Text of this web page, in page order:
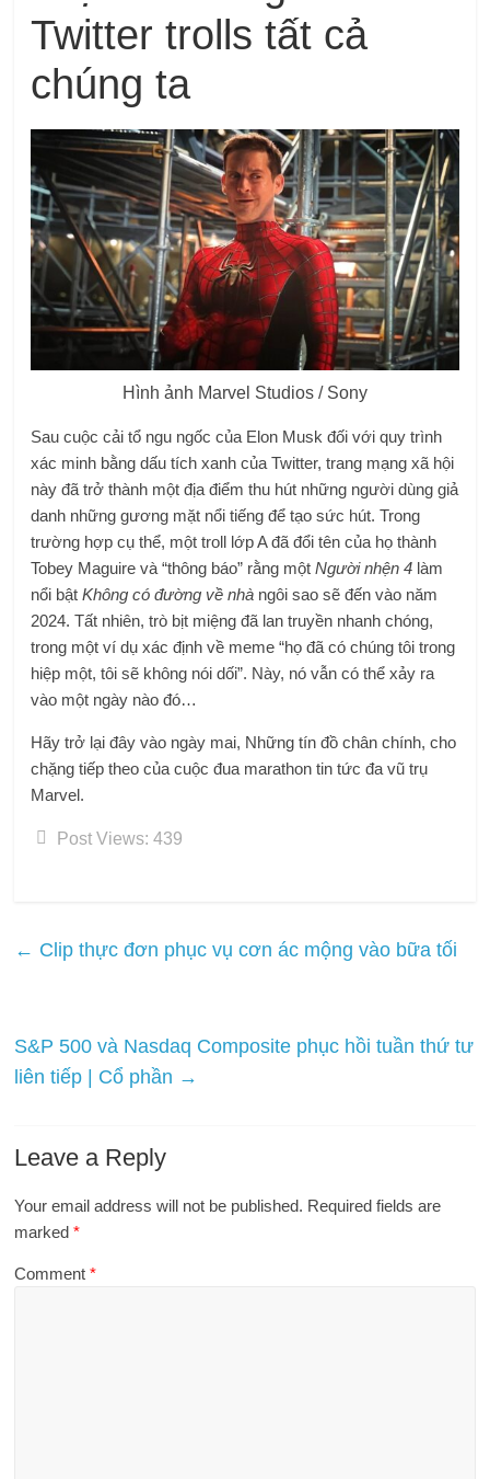
Twitter trolls tất cả
chúng ta
Hình ảnh Marvel Studios / Sony
Sau cuộc cải tổ ngu ngốc của Elon Musk đối với quy trình
xác minh bằng dấu tích xanh của Twitter, trang mạng xã hội
này đã trở thành một địa điểm thu hút những người dùng giả
danh những gương mặt nổi tiếng để tạo sức hút. Trong
trường hợp cụ thể, một troll lớp A đã đổi tên của họ thành
Tobey Maguire và “thông báo” rằng mộtNgười nhện 4 làm
nổi bậtKhông có đường về nhà ngôi sao sẽ đến vào năm
2024. Tất nhiên, trò bịt miệng đã lan truyền nhanh chóng,
trong một ví dụ xác định về meme “họ đã có chúng tôi trong
hiệp một, tôi sẽ không nói dối”. Này, nó vẫn có thể xảy ra
vào một ngày nào đó…
Hãy trở lại đây vào ngày mai, Những tín đồ chân chính, cho
chặng tiếp theo của cuộc đua marathon tin tức đa vũ trụ
Marvel.
Post Views: 439
← Clip thực đơn phục vụ cơn ác mộng vào bữa tối
S&P 500 và Nasdaq Composite phục hồi tuần thứ tư
liên tiếp | Cổ phần →
Leave a Reply
Your email address will not be published. Required fields are
marked*
Comment*